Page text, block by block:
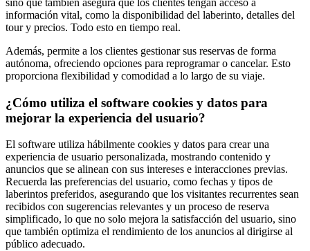
información vital, como la disponibilidad del laberinto, detalles del
tour y precios. Todo esto en tiempo real.
Además, permite a los clientes gestionar sus reservas de forma
autónoma, ofreciendo opciones para reprogramar o cancelar. Esto
proporciona flexibilidad y comodidad a lo largo de su viaje.
¿Cómo utiliza el software cookies y datos para
mejorar la experiencia del usuario?
El software utiliza hábilmente cookies y datos para crear una
experiencia de usuario personalizada, mostrando contenido y
anuncios que se alinean con sus intereses e interacciones previas.
Recuerda las preferencias del usuario, como fechas y tipos de
laberintos preferidos, asegurando que los visitantes recurrentes sean
recibidos con sugerencias relevantes y un proceso de reserva
simplificado, lo que no solo mejora la satisfacción del usuario, sino
que también optimiza el rendimiento de los anuncios al dirigirse al
público adecuado.